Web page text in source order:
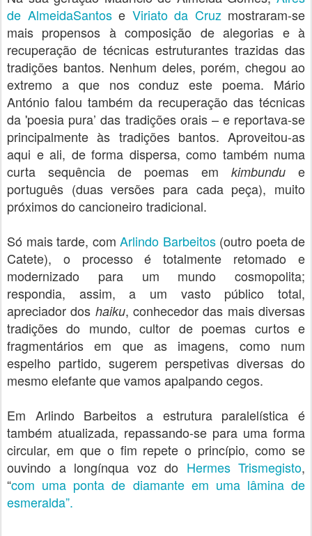
de AlmeidaSantose Viriato da Cruz mostraram-se
mais propensos à composição de alegorias e à
recuperação de técnicas estruturantes trazidas das
tradições bantos. Nenhum deles, porém, chegou ao
extremo a que nos conduz este poema. Mário
António falou também da recuperação das técnicas
da 'poesia pura’ das tradições orais – e reportava-se
principalmente às tradições bantos. Aproveitou-as
aqui e ali, de forma dispersa, como também numa
curta sequência de poemas em kimbundu e
português (duas versões para cada peça), muito
próximos do cancioneiro tradicional.
Só mais tarde, com Arlindo Barbeitos(outro poeta de
Catete), o processo é totalmente retomado e
modernizado para um mundo cosmopolita;
respondia, assim, a um vasto público total,
apreciador dos haiku, conhecedor das mais diversas
tradições do mundo, cultor de poemas curtos e
fragmentários em que as imagens, como num
espelho partido, sugerem perspetivas diversas do
mesmo elefante que vamos apalpando cegos.
Em Arlindo Barbeitos a estrutura paralelística é
também atualizada, repassando-se para uma forma
circular, em que o fim repete o princípio, como se
ouvindo a longínqua voz do Hermes Trismegisto,
“com uma ponta de diamante em uma lâmina de
esmeralda”.